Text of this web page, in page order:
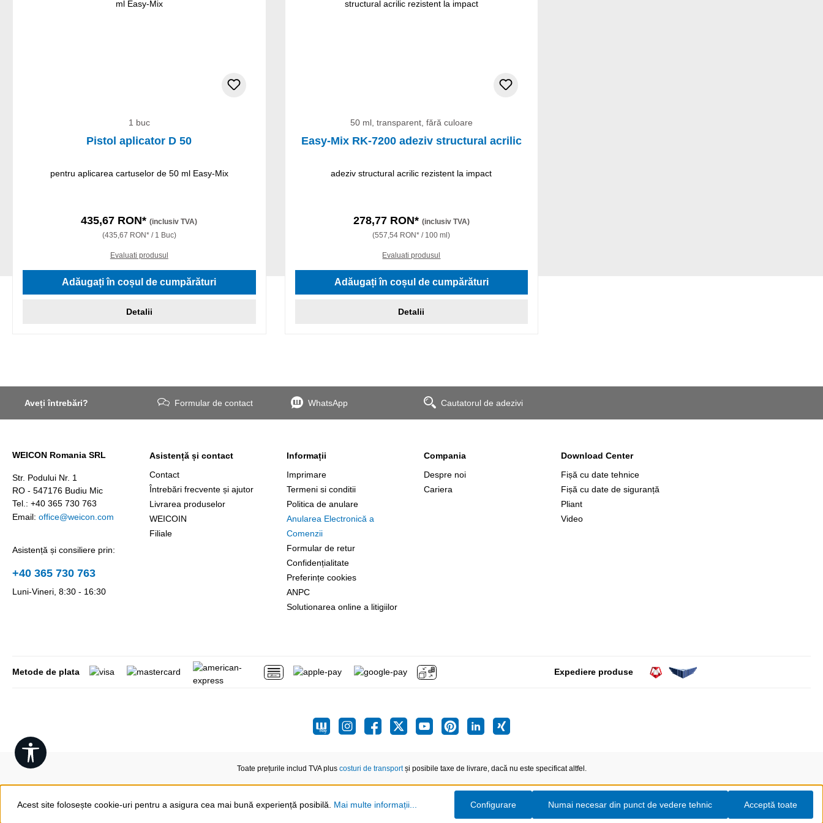
1 buc
Pistol aplicator D 50
pentru aplicarea cartuselor de 50 ml Easy-Mix
435,67 RON*(inclusiv TVA)
(435,67 RON* / 1 Buc)
Evaluati produsul
Adăugați în coșul de cumpărături
Detalii
50 ml, transparent, fără culoare
Easy-Mix RK-7200 adeziv structural acrilic
adeziv structural acrilic rezistent la impact
278,77 RON* (inclusiv TVA)
(557,54 RON* / 100 ml)
Evaluati produsul
Adăugați în coșul de cumpărături
Detalii
Aveți întrebări? Formular de contact WhatsApp Cautatorul de adezivi
WEICON Romania SRL
Str. Podului Nr. 1
RO - 547176 Budiu Mic
Tel.: +40 365 730 763
Email: office@weicon.com
Asistență și consiliere prin:
+40 365 730 763
Luni-Vineri, 8:30 - 16:30
Asistență și contact
Contact
Întrebări frecvente și ajutor
Livrarea produselor
WEICOIN
Filiale
Informații
Imprimare
Termeni si conditii
Politica de anulare
Anularea Electronică a
Comenzii
Formular de retur
Confidențialitate
Preferințe cookies
ANPC
Solutionarea online a litigiilor
Compania
Despre noi
Cariera
Download Center
Fișă cu date tehnice
Fișă cu date de siguranță
Pliant
Video
Metode de plata Expediere produse
Toate prețurile includ TVA plus costuri de transportși posibile taxe de livrare, dacă nu este specificat altfel.
Show toolbar
Acest site folosește cookie-uri pentru a asigura cea mai bună experiență posibilă. Mai multe informații... Numai necesar din punct de vedere tehnic
Configurare Acceptă toate